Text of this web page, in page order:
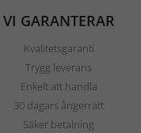
VI GARANTERAR
Kvalitetsgaranti
Trygg leverans
Enkelt att handla
30 dagars ångerrätt
Säker betalning